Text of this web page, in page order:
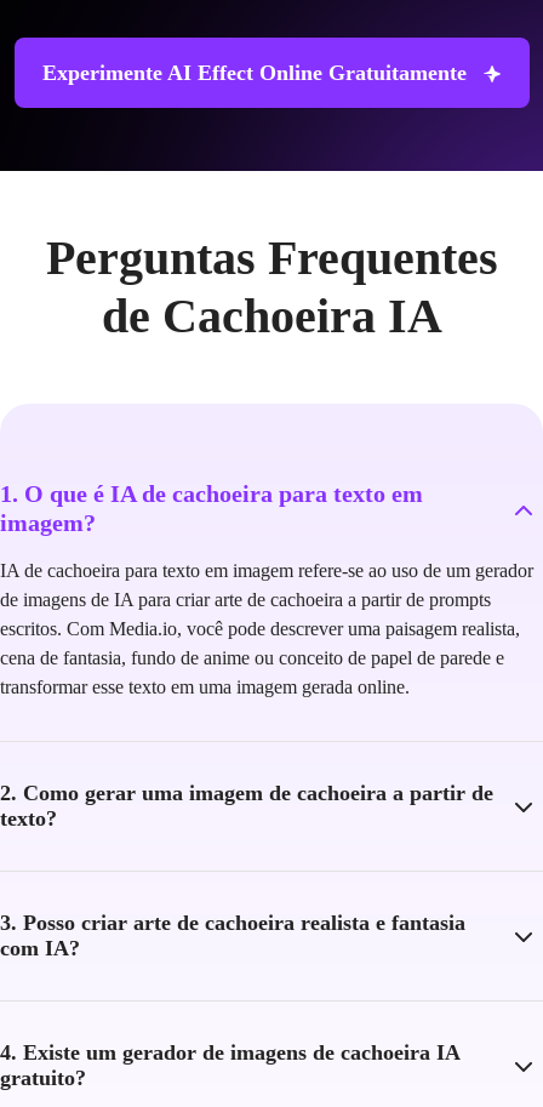
Experimente AI Effect Online Gratuitamente
Perguntas Frequentes
de Cachoeira IA
1. O que é IA de cachoeira para texto em
imagem?
IA de cachoeira para texto em imagem refere-se ao uso de um gerador
de imagens de IA para criar arte de cachoeira a partir de prompts
escritos. Com Media.io, você pode descrever uma paisagem realista,
cena de fantasia, fundo de anime ou conceito de papel de parede e
transformar esse texto em uma imagem gerada online.
2. Como gerar uma imagem de cachoeira a partir de
texto?
3. Posso criar arte de cachoeira realista e fantasia
com IA?
4. Existe um gerador de imagens de cachoeira IA
gratuito?